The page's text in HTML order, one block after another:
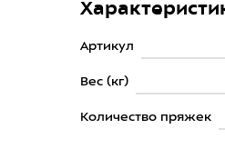
Артикул
Вес (кг)
Количество пряжек